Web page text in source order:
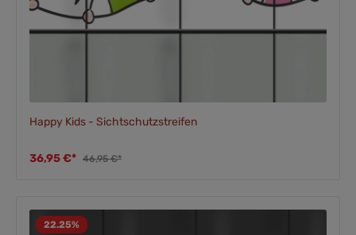
Happy Kids - Sichtschutzstreifen
36,95 €* 46,95 €*
22.25%